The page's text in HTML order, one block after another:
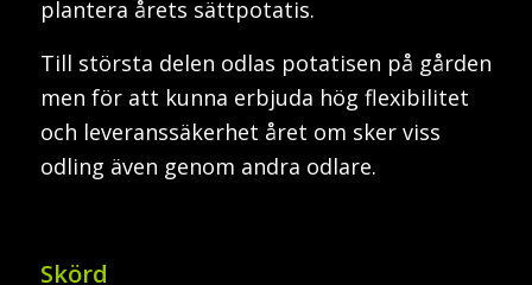
plantera årets sättpotatis.
Till största delen odlas potatisen på gården
men för att kunna erbjuda hög flexibilitet
och leveranssäkerhet året om sker viss
odling även genom andra odlare.
Skörd